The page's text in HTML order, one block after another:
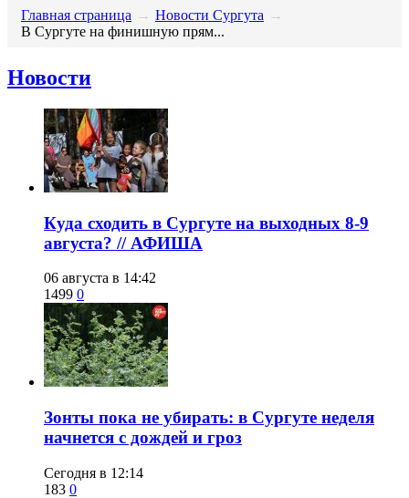
Главная страница → Новости Сургута →
В Сургуте на финишную прям...
Новости
​Куда сходить в Сургуте на выходных 8-9
августа? // АФИША
06 августа в 14:42
1499 0
​Зонты пока не убирать: в Сургуте неделя
начнется с дождей и гроз
Сегодня в 12:14
183 0